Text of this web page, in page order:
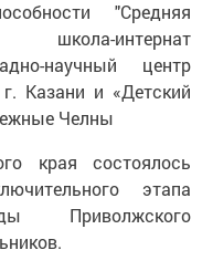
"Средняя
интернат
научный центр
Казани и «Детский
Челны
края состоялось
этапа
Приволжского